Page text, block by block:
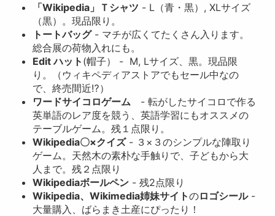
「Wikipedia」Ｔシャツ - L（青・黒）, XLサイズ
（黒）。現品限り。
トートバッグ- マチが広くてたくさん入ります。
総合展の荷物入れにも。
Edit ハット (帽子） - M, Lサイズ、黒。現品限
り。（ウィキペディアストアでもセール中なの
で、終売間近⁉）
ワードサイコロゲーム - 転がしたサイコロで作る
英単語のレア度を競う、英語学習にもオススメの
テーブルゲーム。残１点限り。
Wikipedia〇×クイズ- ３×３のシンプルな陣取り
ゲーム。天然木の素朴な手触りで、子どもから大
人まで。残２点限り
Wikipediaボールペン - 残2点限り
Wikipedia、Wikimedia姉妹サイトのロゴシール-
大量購入、ばらまき土産にぴったり！